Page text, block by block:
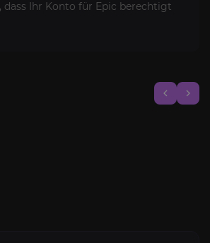
dass Ihr Konto für Epic berechtigt